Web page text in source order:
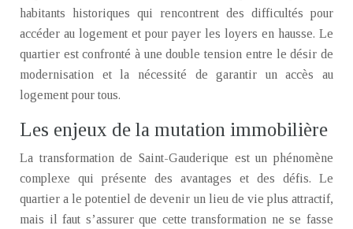
habitants historiques qui rencontrent des difficultés pour
accéder au logement et pour payer les loyers en hausse. Le
quartier est confronté à une double tension entre le désir de
modernisation et la nécessité de garantir un accès au
logement pour tous.
Les enjeux de la mutation immobilière
La transformation de Saint-Gauderique est un phénomène
complexe qui présente des avantages et des défis. Le
quartier a le potentiel de devenir un lieu de vie plus attractif,
mais il faut s’assurer que cette transformation ne se fasse